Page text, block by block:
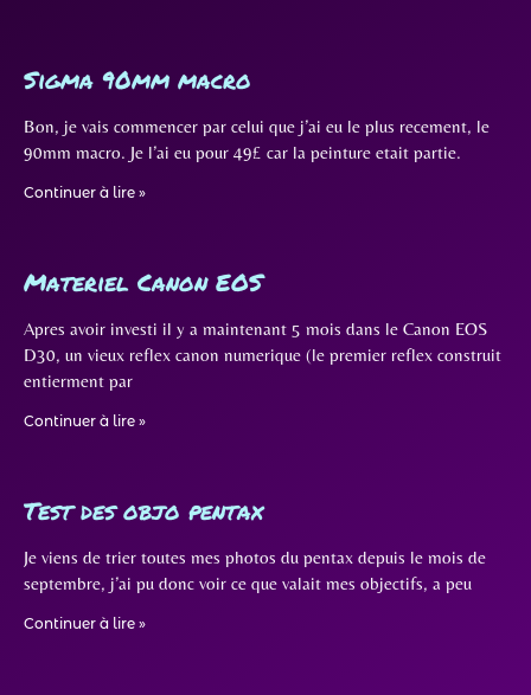
Sigma 90mm macro
Bon, je vais commencer par celui que j’ai eu le plus recement, le
90mm macro. Je l’ai eu pour 49£ car la peinture etait partie.
Continuer à lire »
Materiel Canon EOS
Apres avoir investi il y a maintenant 5 mois dans le Canon EOS
D30, un vieux reflex canon numerique (le premier reflex construit
entierment par
Continuer à lire »
Test des objo pentax
Je viens de trier toutes mes photos du pentax depuis le mois de
septembre, j’ai pu donc voir ce que valait mes objectifs, a peu
Continuer à lire »